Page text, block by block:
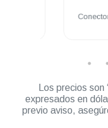
Conector
Los precios
expresados en
previo aviso,